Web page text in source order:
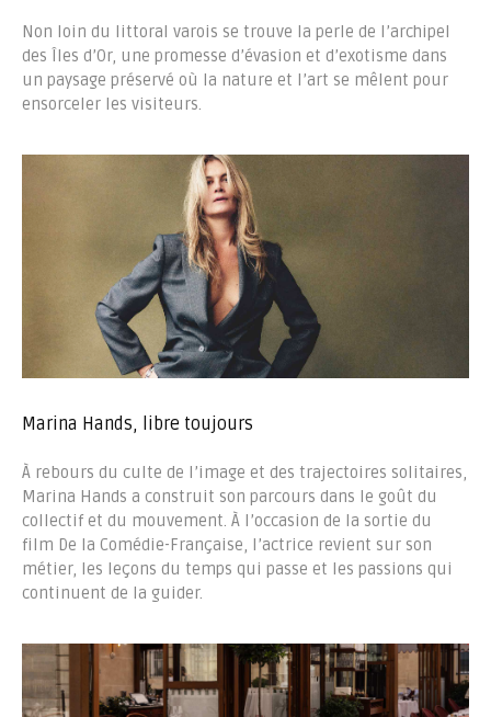
Non loin du littoral varois se trouve la perle de l’archipel
des Îles d’Or, une promesse d’évasion et d’exotisme dans
un paysage préservé où la nature et l’art se mêlent pour
ensorceler les visiteurs.
Marina Hands, libre toujours
À rebours du culte de l’image et des trajectoires solitaires,
Marina Hands a construit son parcours dans le goût du
collectif et du mouvement. À l’occasion de la sortie du
film De la Comédie-Française, l’actrice revient sur son
métier, les leçons du temps qui passe et les passions qui
continuent de la guider.